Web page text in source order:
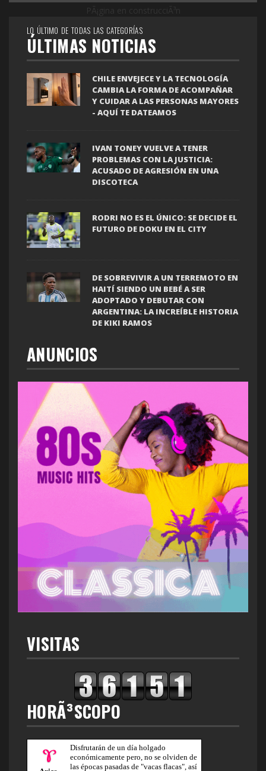
LO ÚLTIMO DE TODAS LAS CATEGORÍAS
ÚLTIMAS NOTICIAS
CHILE ENVEJECE Y LA TECNOLOGÍA
CAMBIA LA FORMA DE ACOMPAÑAR
Y CUIDAR A LAS PERSONAS MAYORES
- AQUÍ TE DATEAMOS
IVAN TONEY VUELVE A TENER
PROBLEMAS CON LA JUSTICIA:
ACUSADO DE AGRESIÓN EN UNA
DISCOTECA
RODRI NO ES EL ÚNICO: SE DECIDE EL
FUTURO DE DOKU EN EL CITY
DE SOBREVIVIR A UN TERREMOTO EN
HAITÍ SIENDO UN BEBÉ A SER
ADOPTADO Y DEBUTAR CON
ARGENTINA: LA INCREÍBLE HISTORIA
DE KIKI RAMOS
ANUNCIOS
VISITAS
HORÃ³SCOPO